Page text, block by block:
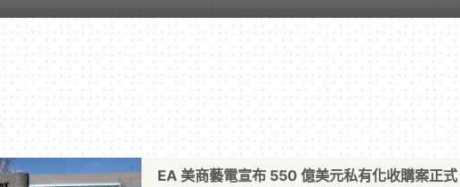
EA 美商藝電宣布 550 億美元私有化收購案正式